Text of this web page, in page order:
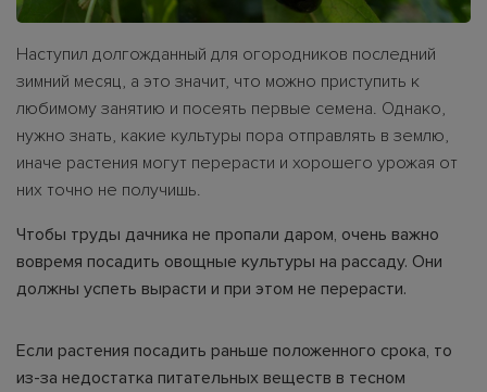
Наступил долгожданный для огородников последний
зимний месяц, а это значит, что можно приступить к
любимому занятию и посеять первые семена. Однако,
нужно знать, какие культуры пора отправлять в землю,
иначе растения могут перерасти и хорошего урожая от
них точно не получишь.
Чтобы труды дачника не пропали даром, очень важно
вовремя посадить овощные культуры на рассаду. Они
должны успеть вырасти и при этом не перерасти.
Если растения посадить раньше положенного срока, то
из-за недостатка питательных веществ в тесном